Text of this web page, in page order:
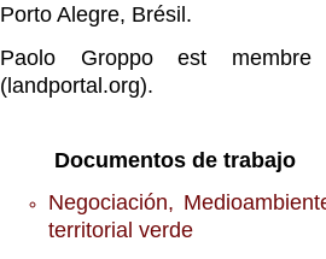
Porto Alegre, Brésil.
Paolo Groppo est
(landportal.org).
Documentos de trabajo
Negociación,
territorial verde